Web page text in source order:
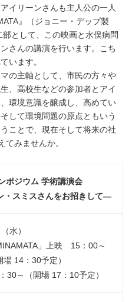
イリーンさんも主人公の一人
』（ジョニー・デップ製
として、この映画と水俣病問
さんの講演を行います。こち
います。
の主軸として、市民の方々や
、高校生などの参加者とアイ
環境意識を醸成し、高めてい
して環境問題の原点ともいう
ことで、現在そして将来の社
てみませんか。
ポジウム 学術講演会
・スミスさんをお招きして―
水）
」上映 15：00～
14：30予定）
30～（開場 17：10予定）